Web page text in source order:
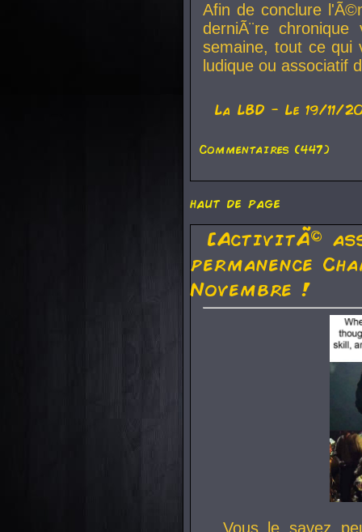
Afin de conclure
derniÃ¨re
semaine, tout ce qui
ludique ou associatif
La LBD - Le 19/11/
Commentaires (447)
haut de page
[ActivitÃ©
permanence
Novembre !
Vous le savez